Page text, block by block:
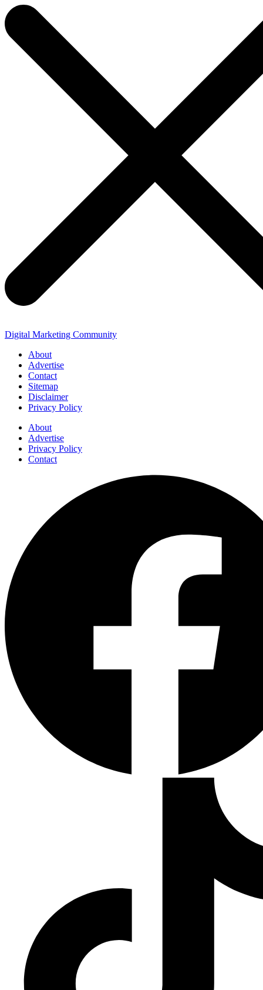
Digital Marketing Community
About
Advertise
Contact
Sitemap
Disclaimer
Privacy Policy
About
Advertise
Privacy Policy
Contact